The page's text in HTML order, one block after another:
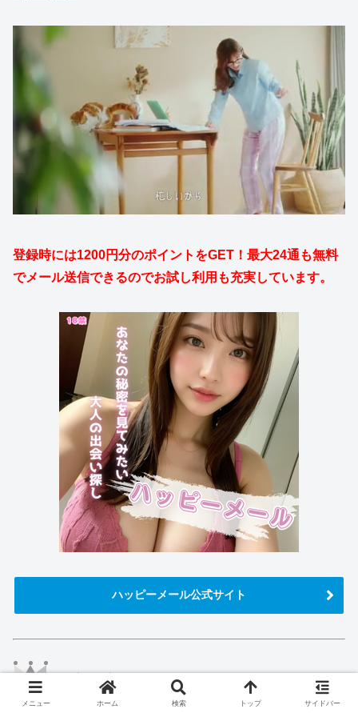
登録時には1200円分のポイントをGET！最大24通も無料
でメール送信できるのでお試し利用も充実しています。
ハッピーメール公式サイト
ワクワクメール
メニュー ホーム 検索 トップ サイドバー